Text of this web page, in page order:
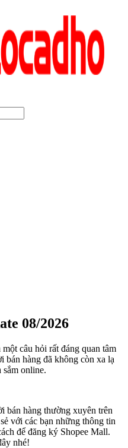
08/2026
câu hỏi rất đáng quan tâm
bán hàng đã không còn xa lạ
sắm online.
bán hàng thường xuyên trên
với các bạn những thông tin
để đăng ký Shopee Mall.
nhé!